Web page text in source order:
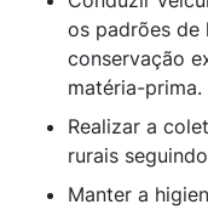
os padrões de
conservação
matéria-prima.
Realizar a
rurais
Manter a